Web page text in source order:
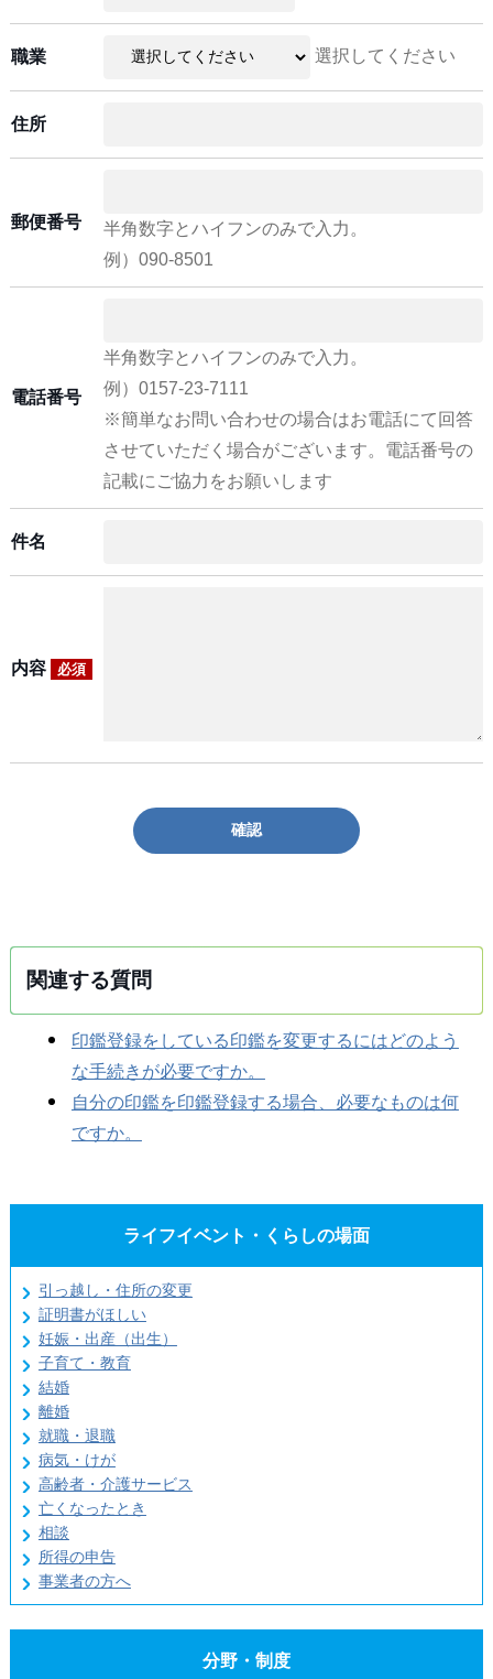
職業 選択してください
住所
郵便番号
半角数字とハイフンのみで入力。
例）090-8501
電話番号
半角数字とハイフンのみで入力。
例）0157-23-7111
※簡単なお問い合わせの場合はお電話にて回答
させていただく場合がございます。電話番号の
記載にご協力をお願いします
件名
内容 必須
確認
関連する質問
印鑑登録をしている印鑑を変更するにはどのよう
な手続きが必要ですか。
自分の印鑑を印鑑登録する場合、必要なものは何
ですか。
ライフイベント・くらしの場面
引っ越し・住所の変更
証明書がほしい
妊娠・出産（出生）
子育て・教育
結婚
離婚
就職・退職
病気・けが
高齢者・介護サービス
亡くなったとき
相談
所得の申告
事業者の方へ
分野・制度